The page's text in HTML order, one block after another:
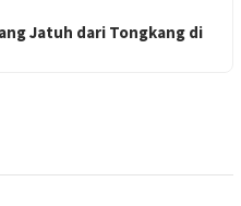
Jatuh dari Tongkang di